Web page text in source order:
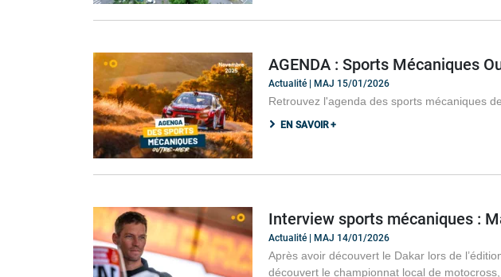
AGENDA : Sports Mécaniques
Actualité | MAJ 15/01/2026
Retrouvez l'agenda des sports mécaniques
EN SAVOIR +
Interview sports mécaniques :
Actualité | MAJ 14/01/2026
Après avoir découvert le Dakar lors de
découvert le championnat local de